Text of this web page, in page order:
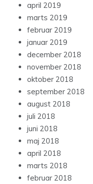
april 2019
marts 2019
februar 2019
januar 2019
december 2018
november 2018
oktober 2018
september 2018
august 2018
juli 2018
juni 2018
maj 2018
april 2018
marts 2018
februar 2018